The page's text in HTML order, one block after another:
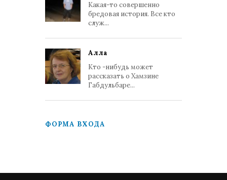
Какая-то совершенно
бредовая история. Все кто
служ...
Алла
Кто -нибудь может
рассказать о Хамзине
Габдульбаре...
ФОРМА ВХОДА